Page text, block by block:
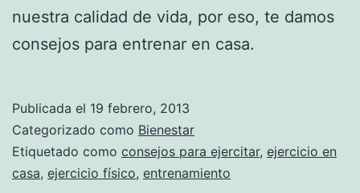
nuestra calidad de vida, por eso, te damos
consejos para entrenar en casa.
Publicada el 19 febrero, 2013
Categorizado como Bienestar
Etiquetado como consejos para ejercitar, ejercicio en
casa, ejercicio físico, entrenamiento